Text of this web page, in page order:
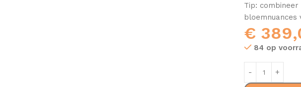
Tip:
€
84 op